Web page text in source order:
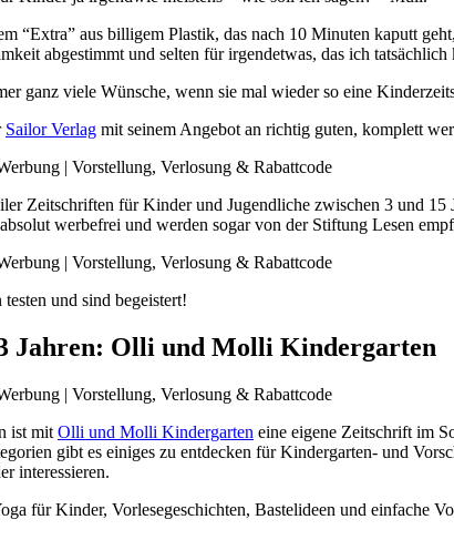
“Extra” aus billigem Plastik, das nach 10 Minuten kaputt
abgestimmt und selten für irgendetwas, das ich tatsächlich
ganz viele Wünsche, wenn sie mal wieder so eine
Sailor Verlag mit seinem Angebot an richtig guten, komplett
Zeitschriften für Kinder und Jugendliche zwischen 3 und
werbefrei und werden sogar von der Stiftung Lesen
und sind begeistert!
Jahren: Olli und Molli Kindergarten
ist mit Olli und Molli Kindergarten eine eigene Zeitschrift im
gibt es einiges zu entdecken für Kindergarten- und
interessieren.
für Kinder, Vorlesegeschichten, Bastelideen und einfache